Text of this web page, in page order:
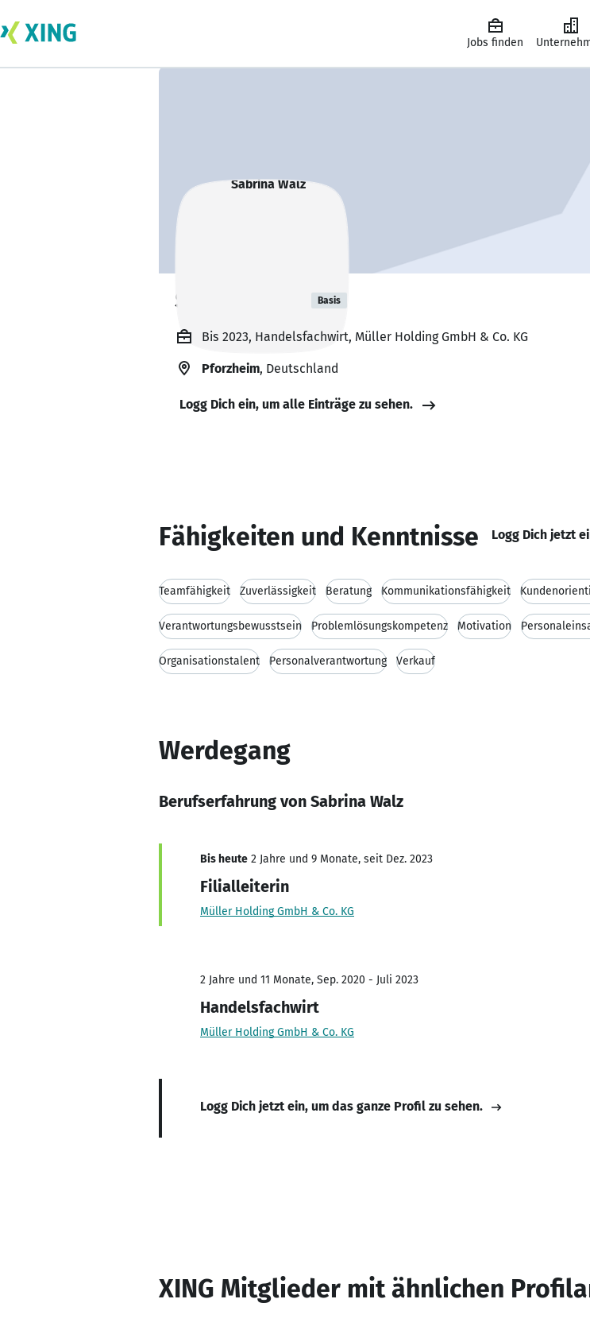
Jobs finden
Sabrina Walz Basis
Bis 2023, Handelsfachwirt, Müller Holding GmbH & Co. KG
Pforzheim, Deutschland
Logg Dich ein, um alle Einträge zu sehen.
Fähigkeiten und Kenntnisse Logg Dich jetzt
Teamfähigkeit Zuverlässigkeit Beratung Kommunikationsfähigkeit
Verantwortungsbewusstsein Problemlösungskompetenz Motivation
Organisationstalent Personalverantwortung Verkauf
Werdegang
Berufserfahrung von Sabrina Walz
Bis heute 2 Jahre und 9 Monate, seit Dez. 2023
Filialleiterin
Müller Holding GmbH & Co. KG
2 Jahre und 11 Monate, Sep. 2020 - Juli 2023
Handelsfachwirt
Müller Holding GmbH & Co. KG
Logg Dich jetzt ein, um das ganze Profil zu sehen.
XING Mitglieder mit ähnlichen